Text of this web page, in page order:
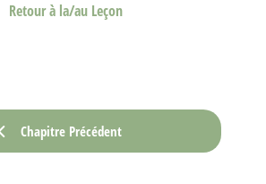
Chapitre Précédent
Retour à la/au Leçon